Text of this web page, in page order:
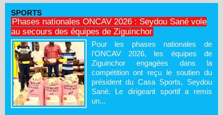
SPORTS
Phases nationales ONCAV 2026 : Seydou Sané vole
au secours des équipes de Ziguinchor
Pour les phases nationales de
l’ONCAV 2026, les équipes de
Ziguinchor engagées dans la
compétition ont reçu le soutien du
président du Casa Sports, Seydou
Sané. Le dirigeant sportif a remis
un...